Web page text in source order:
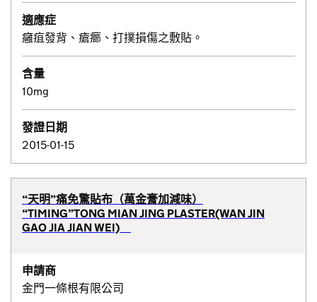
適應症
癰疽發背、瘡癤、打撲損傷之敷貼。
含量
10mg
發證日期
2015-01-15
“天明”痛免驚貼布（萬金膏加減味）
“TIMING”TONG MIAN JING PLASTER(WAN JIN
GAO JIA JIAN WEI)
申請商
金門一條根有限公司